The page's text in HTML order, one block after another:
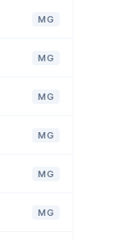
MG
MG
MG
MG
MG
MG